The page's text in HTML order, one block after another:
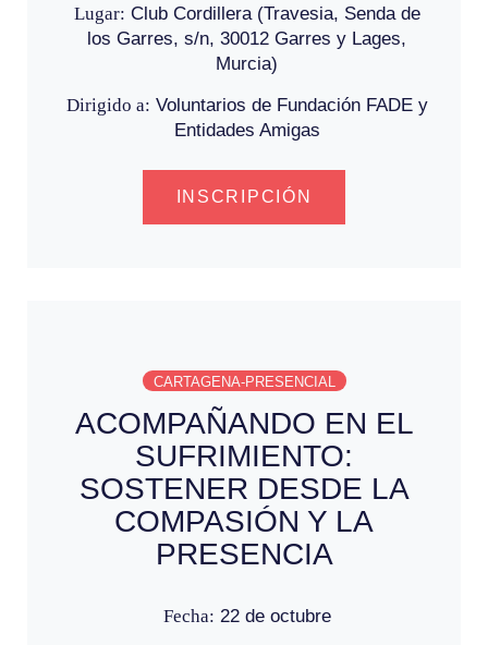
Lugar: Club Cordillera (Travesia, Senda de
los Garres, s/n, 30012 Garres y Lages,
Murcia)
Dirigido a: Voluntarios de Fundación FADE y
Entidades Amigas
INSCRIPCIÓN
CARTAGENA-PRESENCIAL
ACOMPAÑANDO EN EL
SUFRIMIENTO:
SOSTENER DESDE LA
COMPASIÓN Y LA
PRESENCIA
Fecha: 22 de octubre